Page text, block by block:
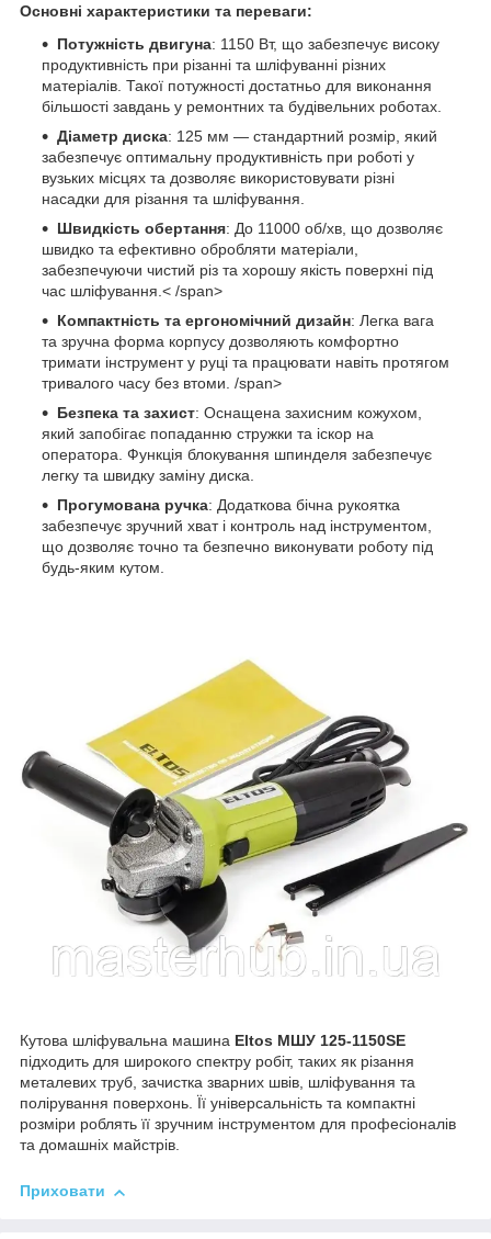
Основні характеристики та переваги:
Потужність двигуна: 1150 Вт, що забезпечує високу
продуктивність при різанні та шліфуванні різних
матеріалів. Такої потужності достатньо для виконання
більшості завдань у ремонтних та будівельних роботах.
Діаметр диска: 125 мм — стандартний розмір, який
забезпечує оптимальну продуктивність при роботі у
вузьких місцях та дозволяє використовувати різні
насадки для різання та шліфування.
Швидкість обертання: До 11000 об/хв, що дозволяє
швидко та ефективно обробляти матеріали,
забезпечуючи чистий різ та хорошу якість поверхні під
час шліфування.< /span>
Компактність та ергономічний дизайн: Легка вага
та зручна форма корпусу дозволяють комфортно
тримати інструмент у руці та працювати навіть протягом
тривалого часу без втоми. /span>
Безпека та захист: Оснащена захисним кожухом,
який запобігає попаданню стружки та іскор на
оператора. Функція блокування шпинделя забезпечує
легку та швидку заміну диска.
Прогумована ручка: Додаткова бічна рукоятка
забезпечує зручний хват і контроль над інструментом,
що дозволяє точно та безпечно виконувати роботу під
будь-яким кутом.
Кутова шліфувальна машина Eltos МШУ 125-1150SE
підходить для широкого спектру робіт, таких як різання
металевих труб, зачистка зварних швів, шліфування та
полірування поверхонь. Її універсальність та компактні
розміри роблять її зручним інструментом для професіоналів
та домашніх майстрів.
Приховати